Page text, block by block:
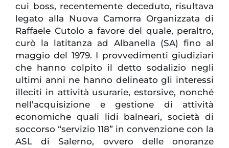
cui boss, recentemente deceduto, risultava
legato alla Nuova Camorra Organizzata di
Raffaele Cutolo a favore del quale, peraltro,
curò la latitanza ad Albanella (SA) fino al
maggio del 1979. I provvedimenti giudiziari
che hanno colpito il detto sodalizio negli
ultimi anni ne hanno delineato gli interessi
illeciti in attività usurarie, estorsive, nonché
nell’acquisizione e gestione di attività
economiche quali lidi balneari, società di
soccorso “servizio 118” in convenzione con la
ASL di Salerno, ovvero delle onoranze